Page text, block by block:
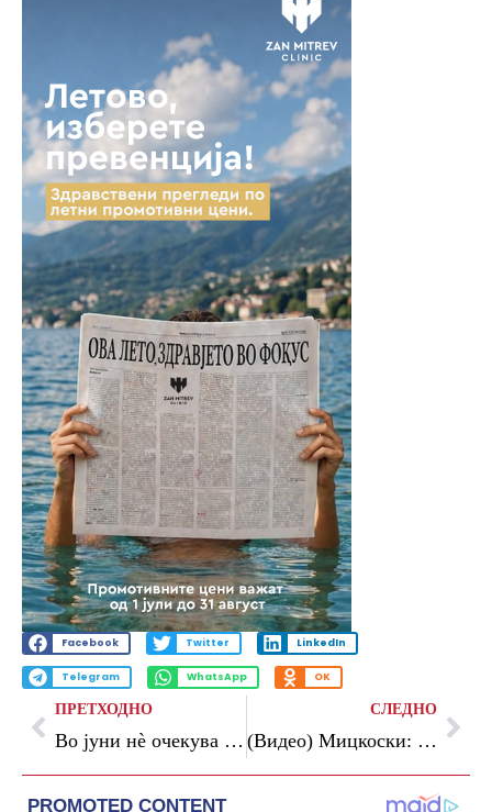
Facebook Twitter LinkedIn
Telegram WhatsApp OK
ПРЕТХОДНО
Во јуни нè очекува реконструкција на Владата, ќе разговараме со нашите коалициони партнери, кажа Мицкоски за оставката на Фетаи
СЛЕДНО
(Видео) Мицкоски: Од Владата до општините за капитални инвестиции се предвидени половина милијарда евра